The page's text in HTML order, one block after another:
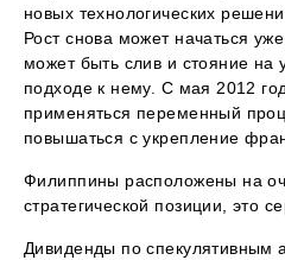
новых технологических
Рост снова может начаться
может быть слив и стояние на
подходе к нему. С мая 2012
применяться переменный
повышаться с укрепление
Филиппины расположены на
стратегической позиции, это
Дивиденды по спекулятивным